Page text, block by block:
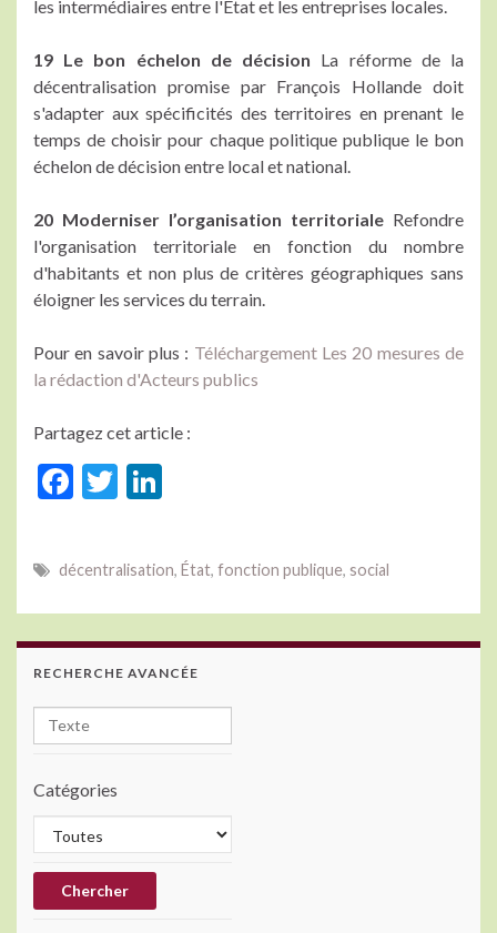
les intermédiaires entre l'Etat et les entreprises locales.
19 Le bon échelon de décision La réforme de la
décentralisation promise par François Hollande doit
s'adapter aux spécificités des territoires en prenant le
temps de choisir pour chaque politique publique le bon
échelon de décision entre local et national.
20 Moderniser l’organisation territoriale Refondre
l'organisation territoriale en fonction du nombre
d'habitants et non plus de critères géographiques sans
éloigner les services du terrain.
Pour en savoir plus : Téléchargement Les 20 mesures de
la rédaction d'Acteurs publics
Partagez cet article :
F
e
b
o
o
T
itt
er
ke
dI
n
décentralisation, État, fonction publique, social
RECHERCHE AVANCÉE
Catégories